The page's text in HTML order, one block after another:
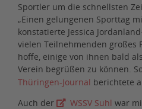
Sportler um die schnellsten
„Einen gelungenen Sporttag
konstatierte Jessica
vielen Teilnehmenden großes
hoffe, einige von ihnen bald
Verein begrüßen zu können.
Thüringen-Journal berichtete
Auch der
WSSV Suhl war